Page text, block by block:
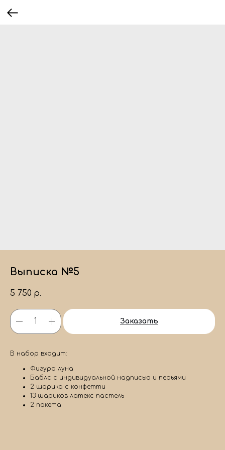
Выписка №5
5 750 р.
Заказать
В набор входит:
Фигура луна
Баблс с индивидуальной надписью и перьями
2 шарика с конфетти
13 шариков латекс пастель
2 пакета